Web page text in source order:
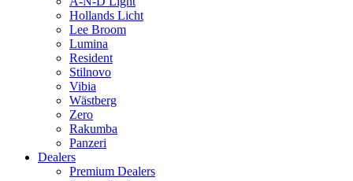
Hollands Licht
Lee Broom
Lumina
Resident
Stilnovo
Vibia
Wästberg
Zero
Rakumba
Panzeri
Dealers
Premium Dealers